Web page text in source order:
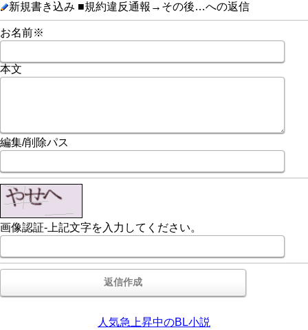
新規書き込み ■規約違反通報→その後…への返信
お名前※
本文
編集/削除パス
画像認証-上記文字を入力してください。
人気急上昇中のBL小説